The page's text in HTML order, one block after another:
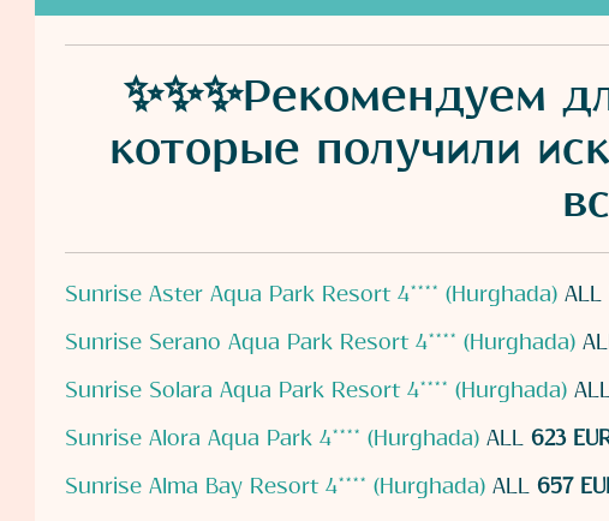
✨✨✨Рекомендуем
которые получили
Sunrise Aster Aqua Park Resort 4**** (Hurghada) ALL
Sunrise Serano Aqua Park Resort 4**** (Hurghada)
Sunrise Solara Aqua Park Resort 4**** (Hurghada)
Sunrise Alora Aqua Park 4**** (Hurghada) ALL 623
Sunrise Alma Bay Resort 4**** (Hurghada) ALL 657